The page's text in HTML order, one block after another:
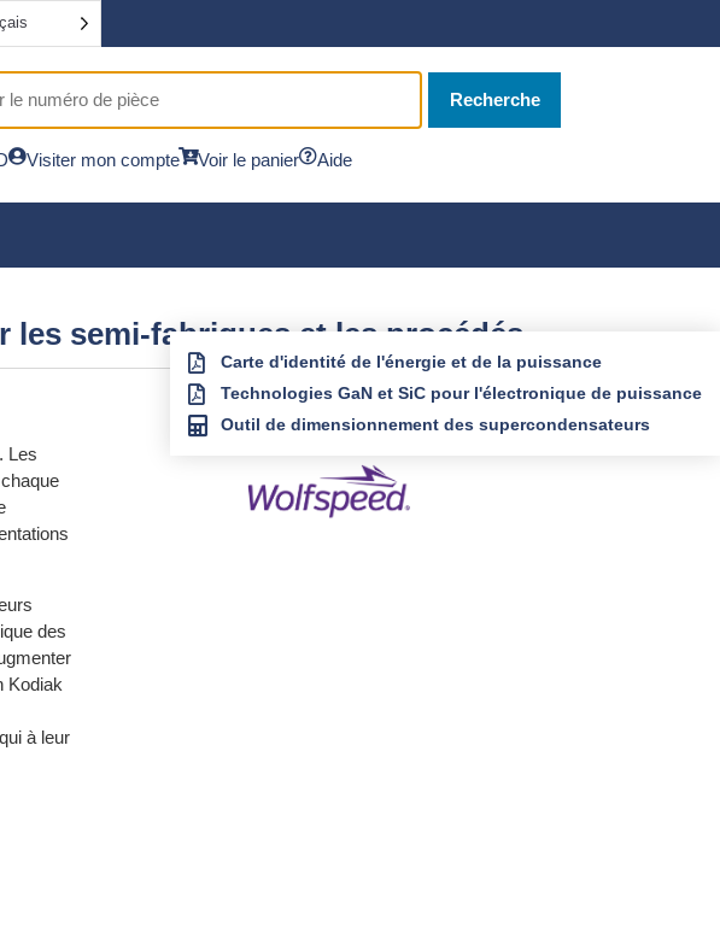
Recherche
Visiter mon compte Voir le panier Aide
semi-fabriques et les procédés
Carte d'identité de l'énergie et de la puissance
Technologies GaN et SiC pour l'électronique de puissance
Outil de dimensionnement des supercondensateurs
Les
des
Kodiak
à leur